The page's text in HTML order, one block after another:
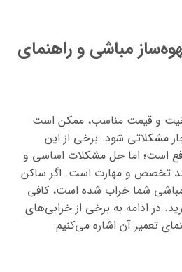
مباشی و راهنمای
و قیمت مناسب، ممکن است
مشکلاتی شود. برخی از این
است؛ اما حل مشکلات اساسی و
تخصص و مهارت است. اگر ساکن
شما خراب شده است، کافی
در ادامه به برخی از خرابی‌های
تعمیر آن اشاره می‌کنیم: